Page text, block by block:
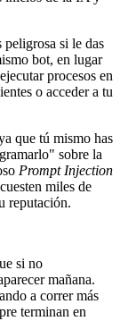
si le das
bot, en lugar
procesos en
o acceder a tu
que tú mismo has
sobre la
Prompt Injection
miles de
reputación.
si no
mañana.
a correr más
terminan en